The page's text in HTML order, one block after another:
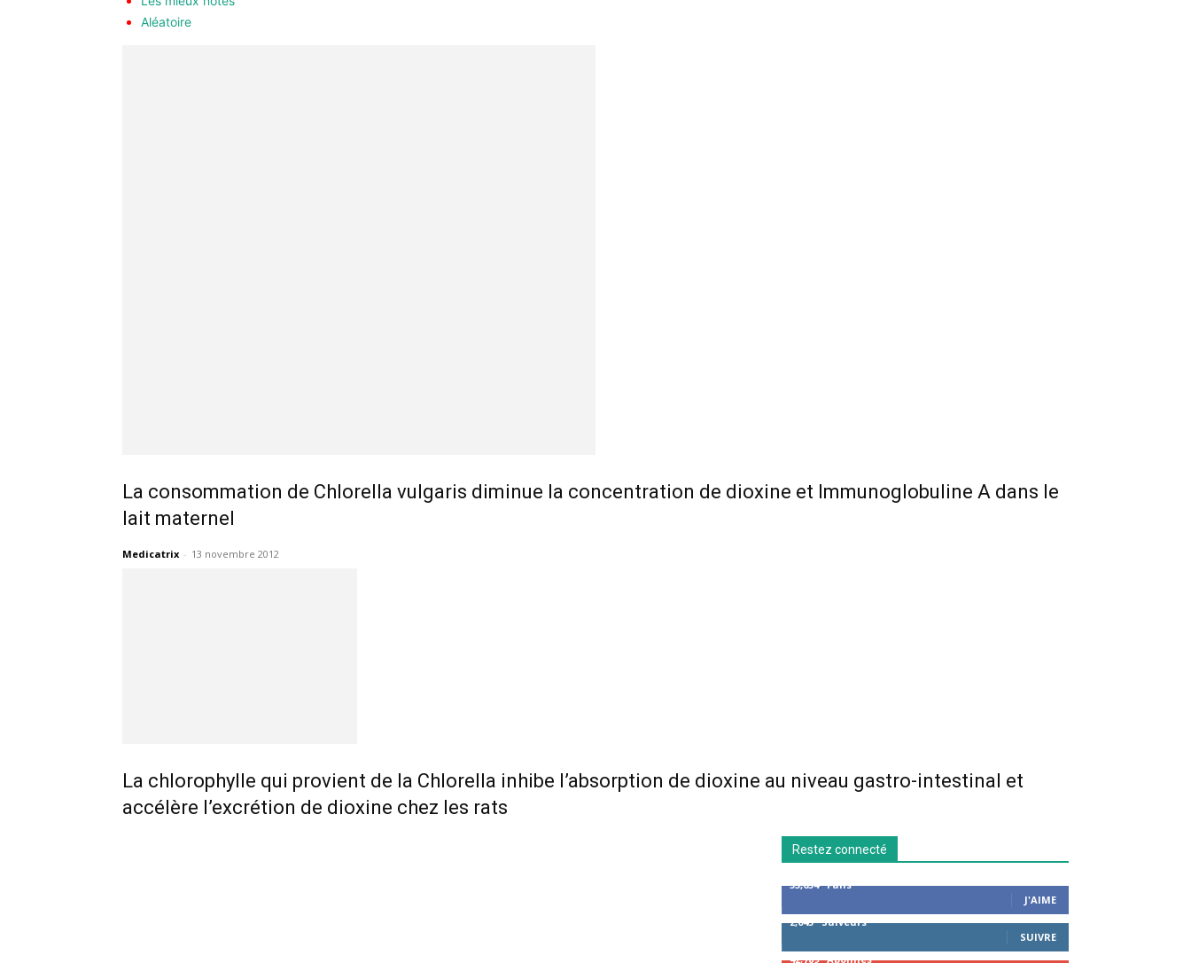
Aléatoire
La consommation de Chlorella vulgaris diminue la concentration de dioxine et Immunoglobuline A dans le
lait maternel
Medicatrix - 13 novembre 2012
La chlorophylle qui provient de la Chlorella inhibe l’absorption de dioxine au niveau gastro-intestinal et
accélère l’excrétion de dioxine chez les rats
Restez connecté
53,654
Fans
J'AIME
2,043 Suiveurs
SUIVRE
42,789 Abonnés